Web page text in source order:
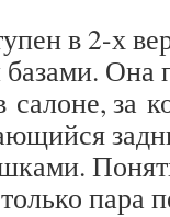
в 2-х
Она
салоне, за
пара